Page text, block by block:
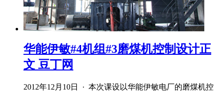
华能伊敏#4机组#3磨煤机控制设计正
文 豆丁网
2012年12月10日 · 本次课设以华能伊敏电厂的磨煤机控